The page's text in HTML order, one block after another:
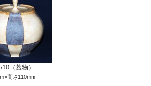
（蓋物）
高さ110mm